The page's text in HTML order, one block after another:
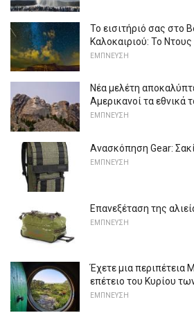
Το εισιτήριό σας στο
Καλοκαιριού: Το
ΕΜΠΝΕΥΣΗ
Νέα μελέτη
Αμερικανοί τα εθνικά
ΕΜΠΝΕΥΣΗ
Ανασκόπηση Gear:
ΕΜΠΝΕΥΣΗ
Επανεξέταση της
ΕΜΠΝΕΥΣΗ
Έχετε μια περιπέτεια
επέτειο του Κυρίου
ΕΜΠΝΕΥΣΗ